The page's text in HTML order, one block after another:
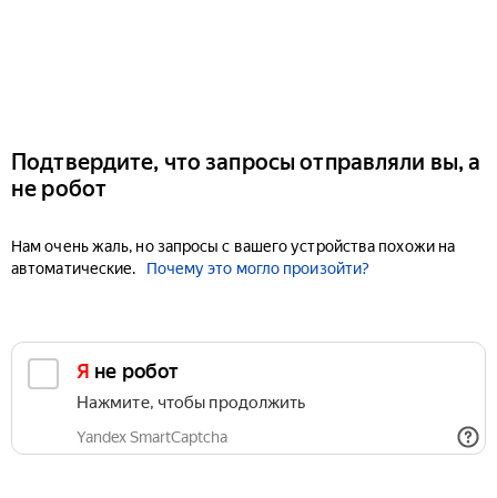
Подтвердите, что запросы отправляли вы, а
не робот
Нам очень жаль, но запросы с вашего устройства похожи на
автоматические.
Почему это могло произойти?
Я не робот
Нажмите, чтобы продолжить
Yandex SmartCaptcha